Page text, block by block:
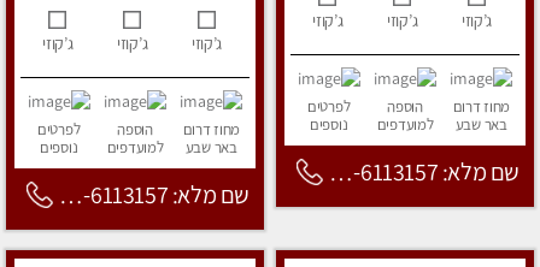
ג’קוזי ג’קוזי ג’קוזי
מחוז דרום
באר שבע
הוספה
למועדפים
לפרטים
נוספים
שם מלא: 053-6113157
ג’קוזי ג’קוזי ג’קוזי
מחוז דרום
באר שבע
הוספה
למועדפים
לפרטים
נוספים
שם מלא: 053-6113157